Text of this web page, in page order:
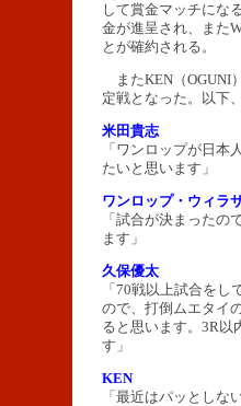
して賞金マッチにな
金が進呈され、また
とが確約される。
またKEN（OGUNI
定戦となった。以下
米田貴志
「ワンロップが日
たいと思います」
ワンロップ・ウィラ
「試合が決まったの
ます」
久保優太
「70戦以上試合をし
ので、打倒ムエタイ
ると思います。3R以
す」
KEN
「最近はパッとしな